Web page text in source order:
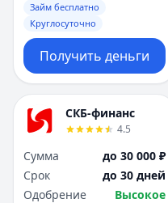
Займ бесплатно
Круглосуточно
Получить деньги
СКБ-финанс
4.5
Сумма
до 30 000 ₽
Срок
до 30 дней
Одобрение
Высокое